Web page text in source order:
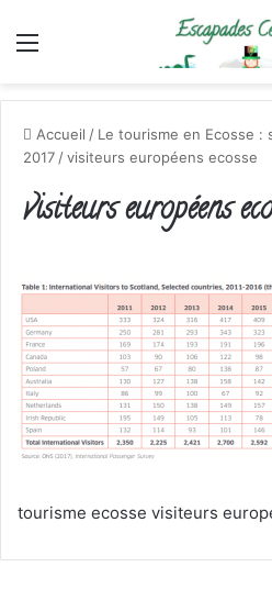
Menu
Accueil / Le tourisme en Ecosse :
2017 /visiteurs européens ecosse
visiteurs européens
tourisme ecosse visiteurs